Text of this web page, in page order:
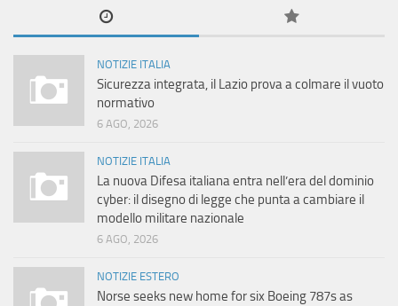
NOTIZIE ITALIA
Sicurezza integrata, il Lazio prova a colmare il vuoto
normativo
6 AGO, 2026
NOTIZIE ITALIA
La nuova Difesa italiana entra nell’era del dominio
cyber: il disegno di legge che punta a cambiare il
modello militare nazionale
6 AGO, 2026
NOTIZIE ESTERO
Norse seeks new home for six Boeing 787s as